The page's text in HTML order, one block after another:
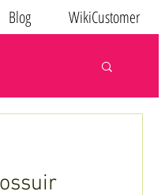
Blog WikiCustomer